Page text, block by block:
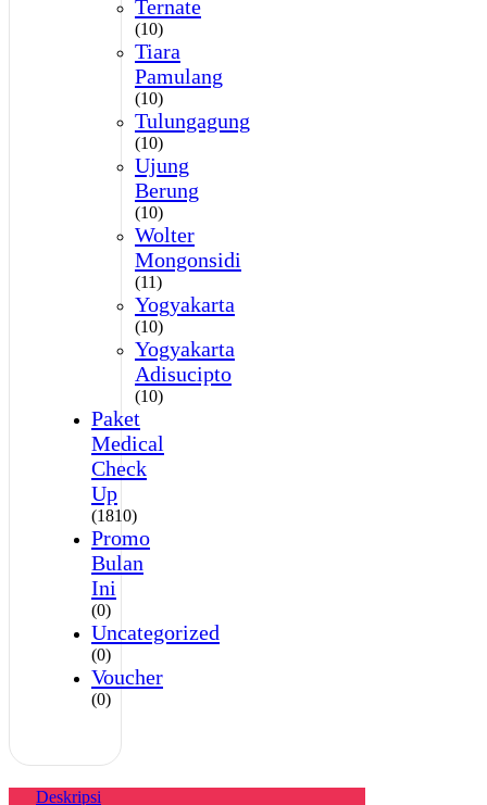
Ternate
(10)
Tiara
Pamulang
(10)
Tulungagung
(10)
Ujung
Berung
(10)
Wolter
Mongonsidi
(11)
Yogyakarta
(10)
Yogyakarta
Adisucipto
(10)
Paket
Medical
Check
Up
(1810)
Promo
Bulan
Ini
(0)
Uncategorized
(0)
Voucher
(0)
Deskripsi